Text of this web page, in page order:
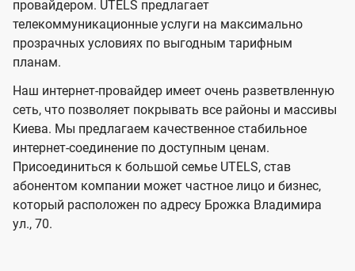
s
и
д
е
н
и
я
д
е
и
я
провайдером. UTELS предлагает
телекоммуникационные услуги на максимально
прозрачных условиях по выгодным тарифным
планам.
Наш интернет-провайдер имеет очень разветвленную
сеть, что позволяет покрывать все районы и массивы
Киева. Мы предлагаем качественное стабильное
интернет-соединение по доступным ценам.
Присоединиться к большой семье UTELS, став
абонентом компании может частное лицо и бизнес,
который расположен по адресу Брожка Владимира
ул., 70.